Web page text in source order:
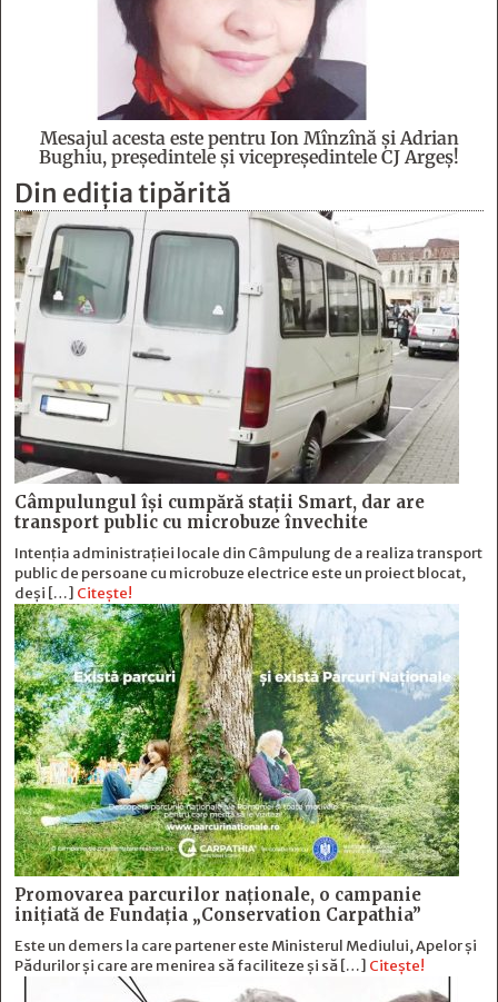
Mesajul acesta este pentru Ion Mînzînă şi Adrian
Bughiu, preşedintele şi vicepreşedintele CJ Argeş!
Din ediția tipărită
Câmpulungul îşi cumpără staţii Smart, dar are
transport public cu microbuze învechite
Intenția administrației locale din Câmpulung de a realiza transport
public de persoane cu microbuze electrice este un proiect blocat,
deși […] Citește!
Promovarea parcurilor naționale, o campanie
inițiată de Fundația „Conservation Carpathia”
Este un demers la care partener este Ministerul Mediului, Apelor și
Pădurilor și care are menirea să faciliteze și să […] Citește!